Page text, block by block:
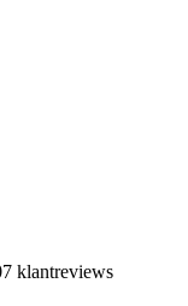
klantreviews